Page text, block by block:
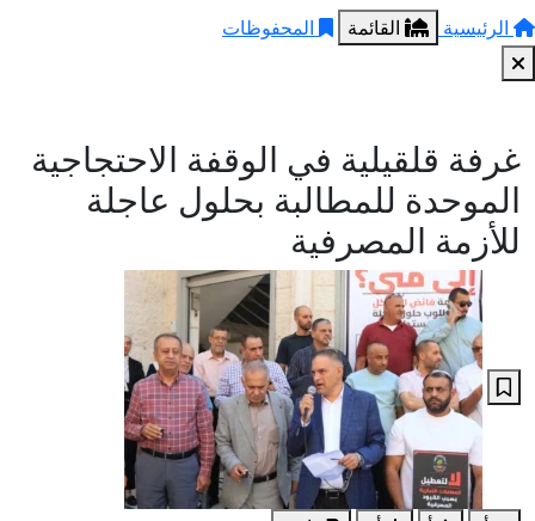
الرئيسية
القائمة المحفوظات
غرفة قلقيلية في الوقفة الاحتجاجية
الموحدة للمطالبة بحلول عاجلة
للأزمة المصرفية